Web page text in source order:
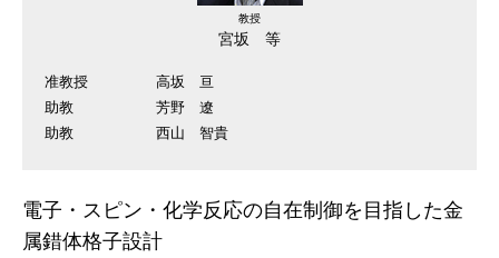
教授
宮坂 等
准教授
高坂 亘
助教
芳野 遼
助教
西山 智貴
電子・スピン・化学反応の自在制御を目指した金
属錯体格子設計